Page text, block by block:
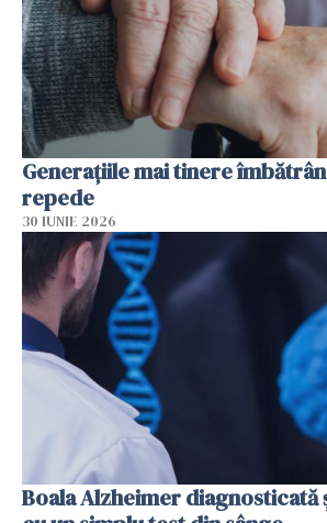
Generațiile mai tinere
repede
30 IUNIE 2026
Boala Alzheimer diagnosticată